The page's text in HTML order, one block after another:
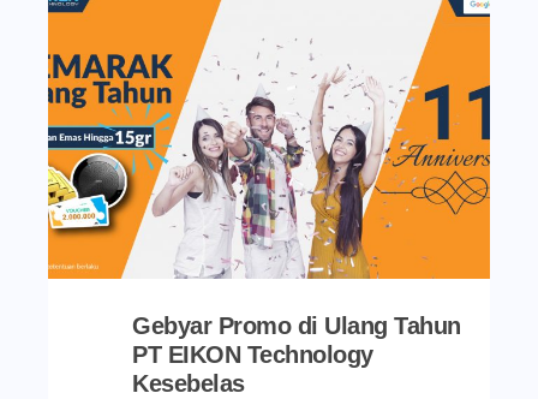
Gebyar Promo di Ulang Tahun
PT EIKON Technology
Kesebelas